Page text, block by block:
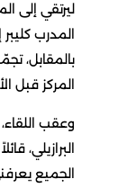
المدرب
المركز قبل
وعقب
الجميع